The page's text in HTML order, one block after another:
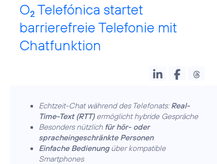
O2 Telefónica startet
barrierefreie Telefonie mit
Chatfunktion
Echtzeit-Chat während des Telefonats: Real-
Time-Text (RTT)ermöglicht hybride Gespräche
Besonders nützlich für hör- oder
spracheingeschränkte Personen
Einfache Bedienungüber kompatible
Smartphones